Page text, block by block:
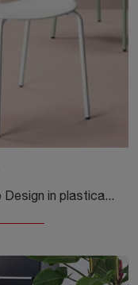
Con questa sedia Si Si Vibes Scab Design in plastica, una tra le nostre sedute fisse moderne, potrai impreziosire i tuoi interni.